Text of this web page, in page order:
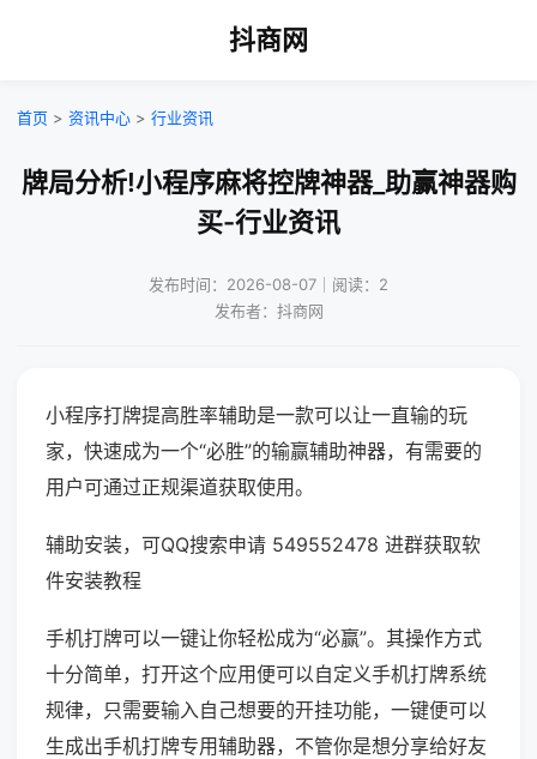
抖商网
首页 > 资讯中心 > 行业资讯
牌局分析!小程序麻将控牌神器_助赢神器购
买-行业资讯
发布时间：2026-08-07｜阅读：2
发布者：抖商网
小程序打牌提高胜率辅助是一款可以让一直输的玩
家，快速成为一个“必胜”的输赢辅助神器，有需要的
用户可通过正规渠道获取使用。
辅助安装，可QQ搜索申请 549552478 进群获取软
件安装教程
手机打牌可以一键让你轻松成为“必赢”。其操作方式
十分简单，打开这个应用便可以自定义手机打牌系统
规律，只需要输入自己想要的开挂功能，一键便可以
生成出手机打牌专用辅助器，不管你是想分享给好友